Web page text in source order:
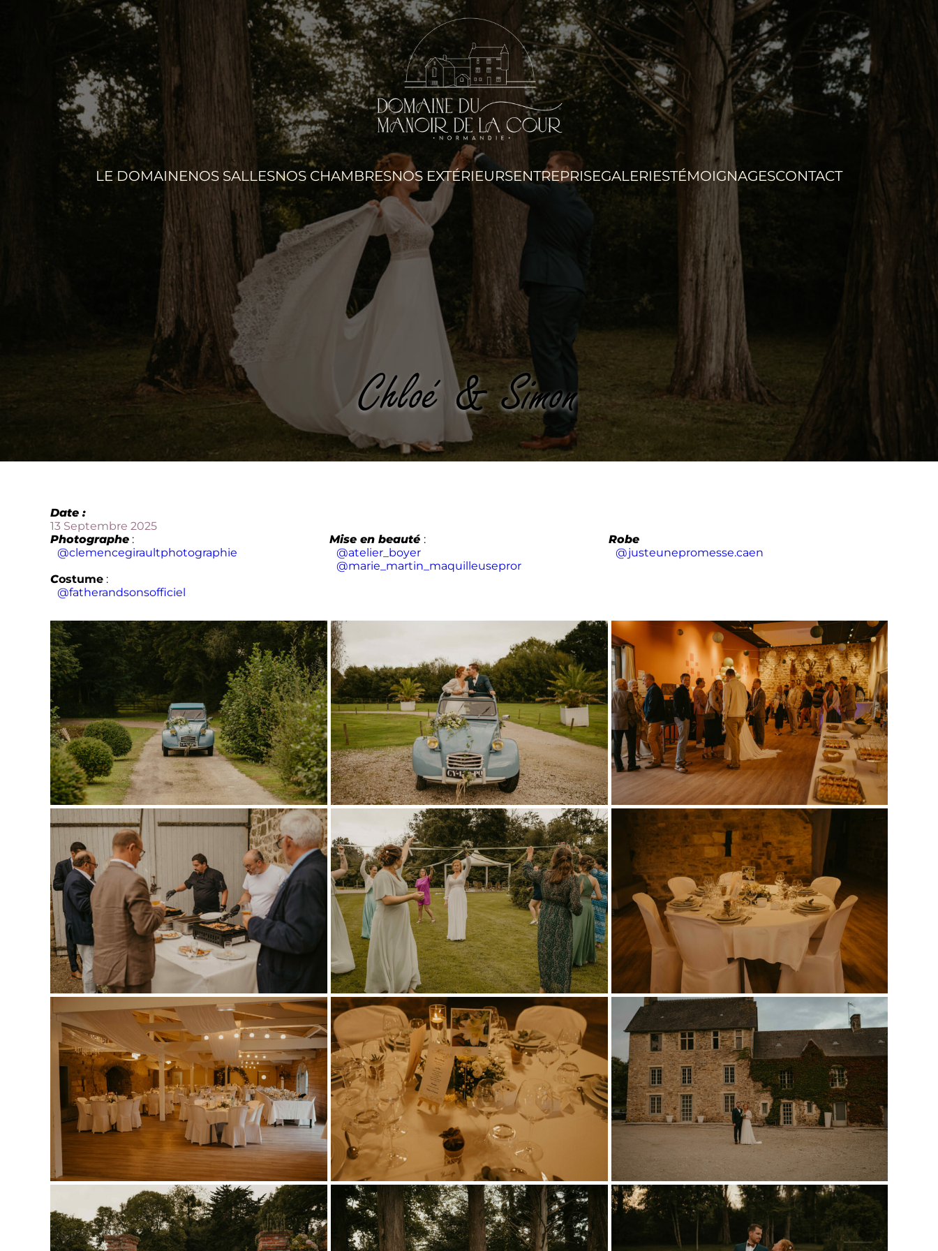
LE DOMAINENOS SALLESNOS CHAMBRESNOS EXTÉRIEURSENTREPRISEGALERIESTÉMOIGNAGESCONTACT
Chloé & Simon
Date :
13 Septembre 2025
Photographe :
@clemencegiraultphotographie
Mise en beauté :
@atelier_boyer
@marie_martin_maquilleusepror
Robe
@justeunepromesse.caen
Costume :
@fatherandsonsofficiel